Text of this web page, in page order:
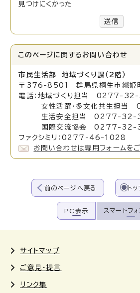
見つけにくかった
送信
このページに関する お問い合わせ
市民生活部 地域づくり課（2階）
〒376-8501 群馬県桐生市織姫
電話：地域づくり担当 0277-
女性活躍・多文化共生担当
生活安全担当 0277-32-
国際交流協会 0277-32-
ファクシミリ：0277-46-1028
お問い合わせは専用フォームを
前のページへ戻る ト
PC表示 スマートフ
サイトマップ
ご意見・提言
リンク集